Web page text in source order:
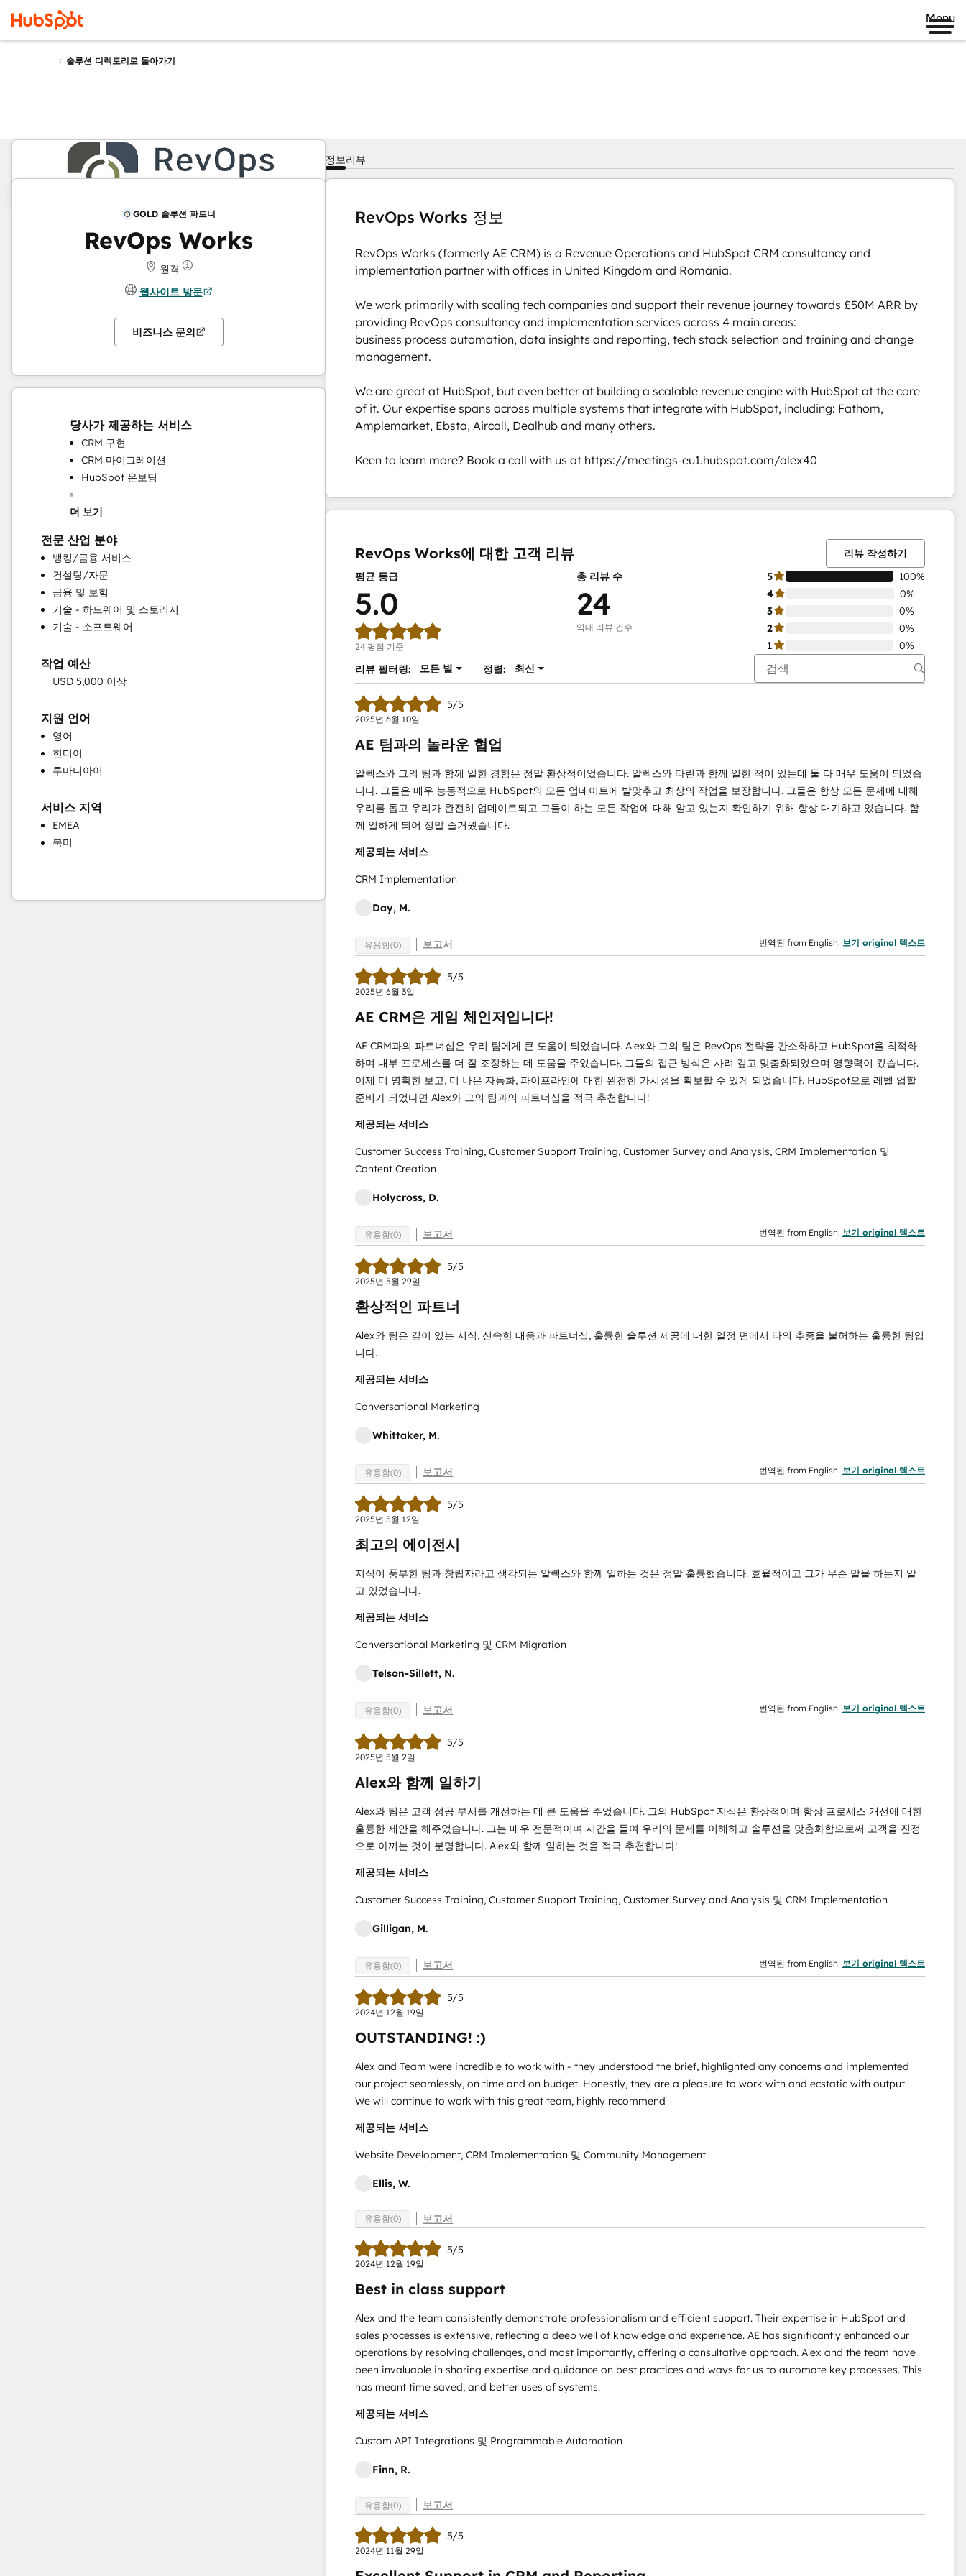
Menu
솔루션 디렉토리로 돌아가기
정보리뷰
GOLD 솔루션 파트너
RevOps Works
원격
웹사이트 방문
비즈니스 문의
당사가 제공하는 서비스
CRM 구현
CRM 마이그레이션
HubSpot 온보딩
계정 기반 마케팅
고객 마케팅
고객 설문 조사 및 분석
고객 지원 교육
기술 자료 개발
영업 및 마케팅 정렬
완전한 인바운드 마케팅 서비스
프로그래밍 가능한 자동화
더 보기
전문 산업 분야
뱅킹/금융 서비스
컨설팅/자문
금융 및 보험
기술 - 하드웨어 및 스토리지
기술 - 소프트웨어
작업 예산
USD 5,000 이상
지원 언어
영어
힌디어
루마니아어
서비스 지역
EMEA
북미
RevOps Works 정보
RevOps Works (formerly AE CRM) is a Revenue Operations and HubSpot CRM consultancy and
implementation partner with offices in United Kingdom and Romania.
We work primarily with scaling tech companies and support their revenue journey towards £50M ARR by
providing RevOps consultancy and implementation services across 4 main areas:
business process automation, data insights and reporting, tech stack selection and training and change
management.
We are great at HubSpot, but even better at building a scalable revenue engine with HubSpot at the core
of it. Our expertise spans across multiple systems that integrate with HubSpot, including: Fathom,
Amplemarket, Ebsta, Aircall, Dealhub and many others.
Keen to learn more? Book a call with us at https://meetings-eu1.hubspot.com/alex40
RevOps Works에 대한 고객 리뷰
리뷰 작성하기
평균 등급
5.0
24 평점 기준
총 리뷰 수
24
역대 리뷰 건수
5
료
100%
4
0%
3
0%
2
0%
1
0%
리뷰 필터링:
모든 별 정렬: 최신
5/5
2025년 6월 10일
AE 팀과의 놀라운 협업
알렉스와 그의 팀과 함께 일한 경험은 정말 환상적이었습니다. 알렉스와 타린과 함께 일한 적이 있는데 둘 다 매우 도움이 되었습
니다. 그들은 매우 능동적으로 HubSpot의 모든 업데이트에 발맞추고 최상의 작업을 보장합니다. 그들은 항상 모든 문제에 대해
우리를 돕고 우리가 완전히 업데이트되고 그들이 하는 모든 작업에 대해 알고 있는지 확인하기 위해 항상 대기하고 있습니다. 함
께 일하게 되어 정말 즐거웠습니다.
제공되는 서비스
CRM Implementation
Day, M.
유용함(0) 보고서 번역된 from English. 보기 original 텍스트
5/5
2025년 6월 3일
AE CRM은 게임 체인저입니다!
AE CRM과의 파트너십은 우리 팀에게 큰 도움이 되었습니다. Alex와 그의 팀은 RevOps 전략을 간소화하고 HubSpot을 최적화
하며 내부 프로세스를 더 잘 조정하는 데 도움을 주었습니다. 그들의 접근 방식은 사려 깊고 맞춤화되었으며 영향력이 컸습니다.
이제 더 명확한 보고, 더 나은 자동화, 파이프라인에 대한 완전한 가시성을 확보할 수 있게 되었습니다. HubSpot으로 레벨 업할
준비가 되었다면 Alex와 그의 팀과의 파트너십을 적극 추천합니다!
제공되는 서비스
Customer Success Training, Customer Support Training, Customer Survey and Analysis, CRM Implementation 및
Content Creation
Holycross, D.
유용함(0) 보고서 번역된 from English. 보기 original 텍스트
5/5
2025년 5월 29일
환상적인 파트너
Alex와 팀은 깊이 있는 지식, 신속한 대응과 파트너십, 훌륭한 솔루션 제공에 대한 열정 면에서 타의 추종을 불허하는 훌륭한 팀입
니다.
제공되는 서비스
Conversational Marketing
Whittaker, M.
유용함(0) 보고서 번역된 from English. 보기 original 텍스트
5/5
2025년 5월 12일
최고의 에이전시
지식이 풍부한 팀과 창립자라고 생각되는 알렉스와 함께 일하는 것은 정말 훌륭했습니다. 효율적이고 그가 무슨 말을 하는지 알
고 있었습니다.
제공되는 서비스
Conversational Marketing 및 CRM Migration
Telson-Sillett, N.
유용함(0) 보고서 번역된 from English. 보기 original 텍스트
5/5
2025년 5월 2일
Alex와 함께 일하기
Alex와 팀은 고객 성공 부서를 개선하는 데 큰 도움을 주었습니다. 그의 HubSpot 지식은 환상적이며 항상 프로세스 개선에 대한
훌륭한 제안을 해주었습니다. 그는 매우 전문적이며 시간을 들여 우리의 문제를 이해하고 솔루션을 맞춤화함으로써 고객을 진정
으로 아끼는 것이 분명합니다. Alex와 함께 일하는 것을 적극 추천합니다!
제공되는 서비스
Customer Success Training, Customer Support Training, Customer Survey and Analysis 및 CRM Implementation
Gilligan, M.
유용함(0) 보고서 번역된 from English. 보기 original 텍스트
5/5
2024년 12월 19일
OUTSTANDING! :)
Alex and Team were incredible to work with - they understood the brief, highlighted any concerns and implemented
our project seamlessly, on time and on budget. Honestly, they are a pleasure to work with and ecstatic with output.
We will continue to work with this great team, highly recommend
제공되는 서비스
Website Development, CRM Implementation 및 Community Management
Ellis, W.
유용함(0) 보고서
5/5
2024년 12월 19일
Best in class support
Alex and the team consistently demonstrate professionalism and efficient support. Their expertise in HubSpot and
sales processes is extensive, reflecting a deep well of knowledge and experience. AE has significantly enhanced our
operations by resolving challenges, and most importantly, offering a consultative approach. Alex and the team have
been invaluable in sharing expertise and guidance on best practices and ways for us to automate key processes. This
has meant time saved, and better uses of systems.
제공되는 서비스
Custom API Integrations 및 Programmable Automation
Finn, R.
유용함(0) 보고서
5/5
2024년 11월 29일